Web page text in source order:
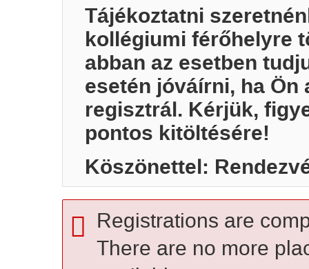
Tájékoztatni
kollégiumi férőhelyre
abban az esetben
esetén jóváírni, ha Ön
regisztrál. Kérjük,
pontos kitöltésére!
Köszönettel:
Registrations are
There are no more